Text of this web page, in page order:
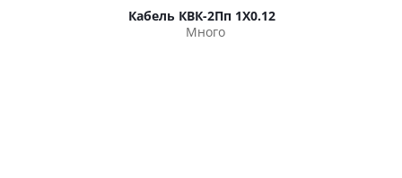
Кабель КВК-2Пп 1Х0.12
Много